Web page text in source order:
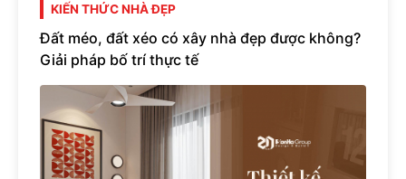
KIẾN THỨC NHÀ ĐẸP
Đất méo, đất xéo có xây nhà đẹp được không?
Giải pháp bố trí thực tế